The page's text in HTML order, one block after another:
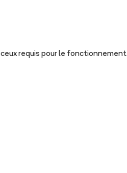
requis pour le fonctionnement